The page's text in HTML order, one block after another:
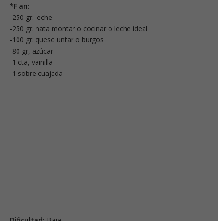
*Flan:
-250 gr. leche
-250 gr. nata montar o cocinar o leche ideal
-100 gr. queso untar o burgos
-80 gr, azúcar
-1 cta, vainilla
-1 sobre cuajada